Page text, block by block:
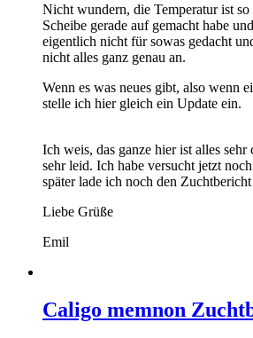
Nicht wundern, die Temperatur ist
Scheibe gerade auf gemacht habe
eigentlich nicht für sowas gedacht
nicht alles ganz genau an.
Wenn es was neues gibt, also wenn
stelle ich hier gleich ein Update ein.
Ich weis, das ganze hier ist alles
sehr leid. Ich habe versucht jetzt
später lade ich noch den
Liebe Grüße
Emil
Caligo memnon